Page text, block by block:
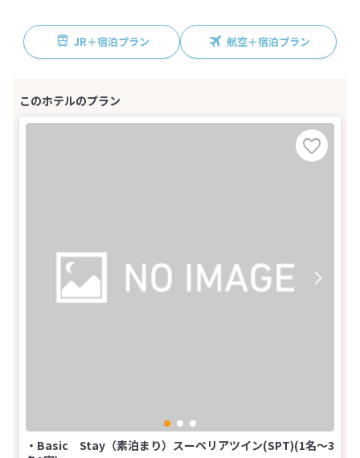
JR＋宿泊プラン 航空＋宿泊プラン
・Basic Stay（素泊まり）スーペリアツイン(SPT)(1名～3